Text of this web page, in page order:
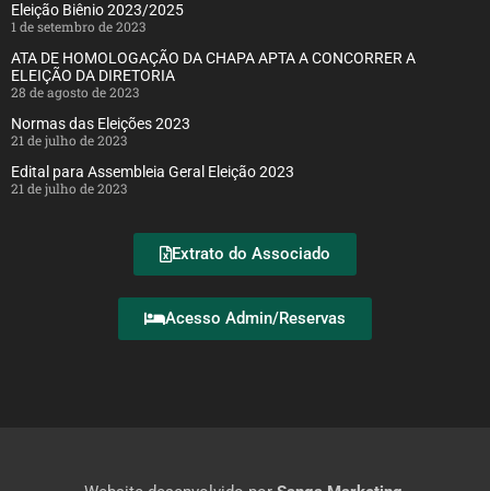
Eleição Biênio 2023/2025
1 de setembro de 2023
ATA DE HOMOLOGAÇÃO DA CHAPA APTA A CONCORRER A
ELEIÇÃO DA DIRETORIA
28 de agosto de 2023
Normas das Eleições 2023
21 de julho de 2023
Edital para Assembleia Geral Eleição 2023
21 de julho de 2023
Extrato do Associado
Acesso Admin/Reservas